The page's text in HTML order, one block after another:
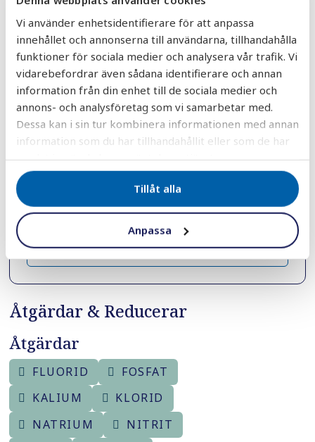
Vi använder enhetsidentifierare för att anpassa
innehållet och annonserna till användarna, tillhandahålla
funktioner för sociala medier och analysera vår trafik. Vi
vidarebefordrar även sådana identifierare och annan
information från din enhet till de sociala medier och
annons- och analysföretag som vi samarbetar med.
Dessa kan i sin tur kombinera informationen med annan
information som du har tillhandahållit eller som de har
samlat in när du har använt deras tjänster.
Tillåt alla
Anpassa
och tillbehör
Personlig rådgivning från kunniga
specialister
Noggrant utvalda kvalitetsprodukter
Snabba leveranser från eget lager
Trygg support före, under och efter köpet
Kompletta lösningar för både
privatpersoner och företag
Du når oss vardagar mellan08.00–17.00
0451 - 171 00
info@aquagruppen.se
Åtgärdar & Reducerar
Åtgärdar
FLUORID
FOSFAT
KALIUM
KLORID
NATRIUM
NITRIT